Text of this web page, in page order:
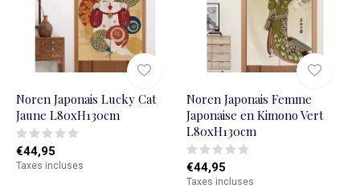
Noren Japonais Lucky Cat
Jaune L80xH130cm
€44,95
Taxes incluses
Noren Japonais Femme
Japonaise en Kimono Vert
L80xH130cm
€44,95
Taxes incluses